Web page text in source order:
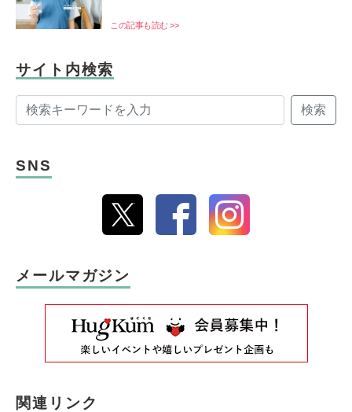
この記事も読む >>
サイト内検索
検索
SNS
メールマガジン
関連リンク